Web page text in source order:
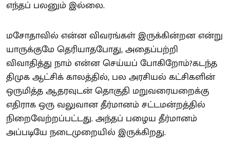
எந்தப் பலனும் இல்லை.
மசோதாவில் என்ன விவரங்கள் இருக்கின்றன என்று
யாருக்குமே தெரியாதபோது, அதைப்பற்றி
விவாதித்து நாம் என்ன செய்யப் போகிறோம்?கடந்த
திமுக ஆட்சிக் காலத்தில், பல அரசியல் கட்சிகளின்
ஒருமித்த ஆதரவுடன் தொகுதி மறுவரையறைக்கு
எதிராக ஒரு வலுவான தீர்மானம் சட்டமன்றத்தில்
நிறைவேற்றப்பட்டது. அந்தப் பழைய தீர்மானம்
அப்படியே நடைமுறையில் இருக்கிறது.